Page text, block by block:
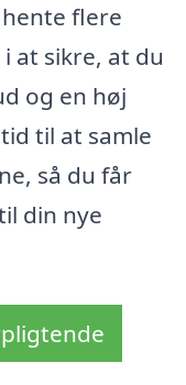
flere
at sikre, at du
og en høj
til at samle
så du får
din nye